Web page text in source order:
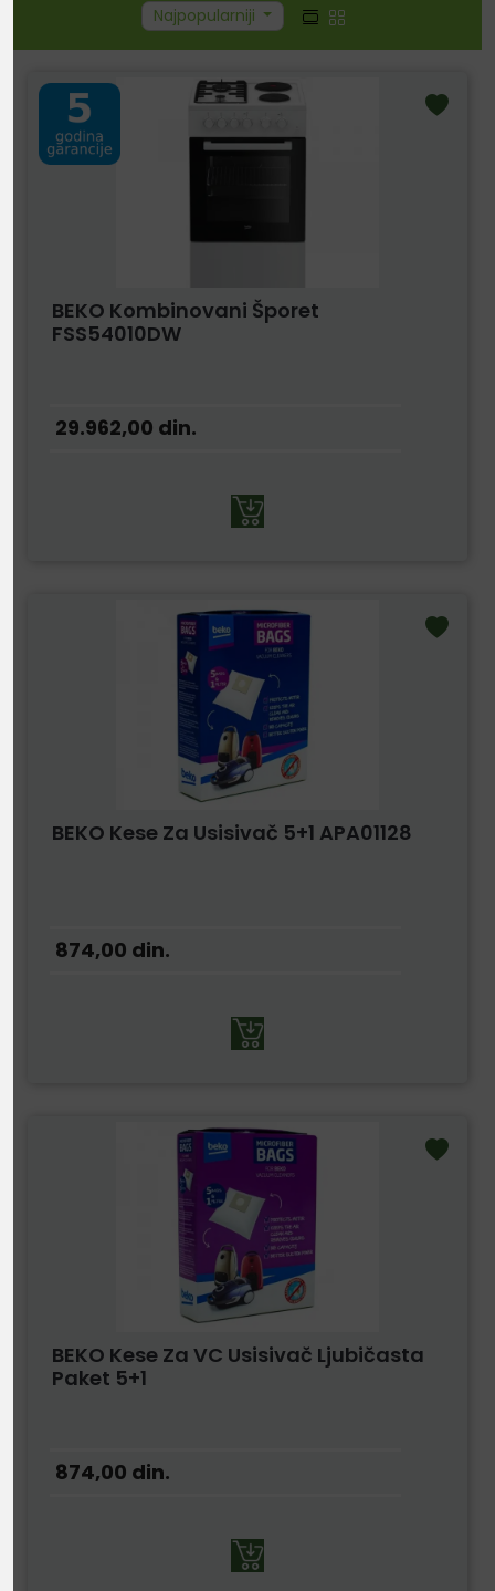
Najpopularniji
BEKO Kombinovani Šporet
FSS54010DW
29.962,00 din.
BEKO Kese Za Usisivač 5+1 APA01128
874,00 din.
BEKO Kese Za VC Usisivač Ljubičasta
Paket 5+1
874,00 din.